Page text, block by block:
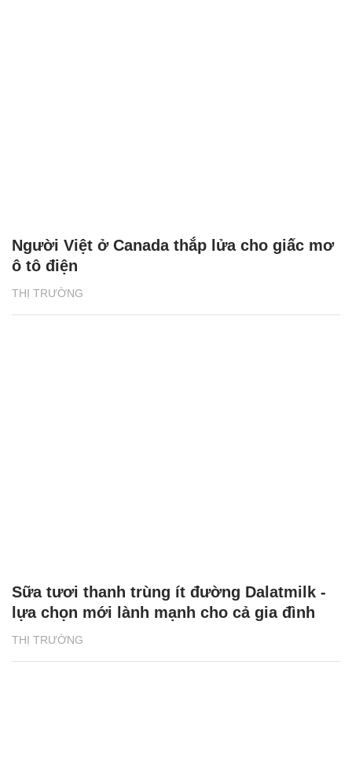
THỊ TRƯỜNG
Người Việt ở Canada thắp lửa cho giấc mơ
ô tô điện
THỊ TRƯỜNG
Sữa tươi thanh trùng ít đường Dalatmilk -
lựa chọn mới lành mạnh cho cả gia đình